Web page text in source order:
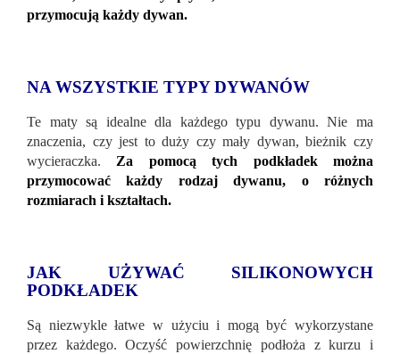
przymocują każdy dywan.
NA WSZYSTKIE TYPY DYWANÓW
Te maty są idealne dla każdego typu dywanu. Nie ma
znaczenia, czy jest to duży czy mały dywan, bieżnik czy
wycieraczka. Za pomocą tych podkładek można
przymocować każdy rodzaj dywanu, o różnych
rozmiarach i kształtach.
JAK UŻYWAĆ SILIKONOWYCH
PODKŁADEK
Są niezwykle łatwe w użyciu i mogą być wykorzystane
przez każdego. Oczyść powierzchnię podłoża z kurzu i